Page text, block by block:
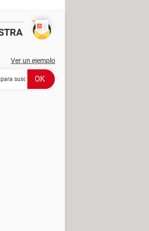
Ver un ejemplo